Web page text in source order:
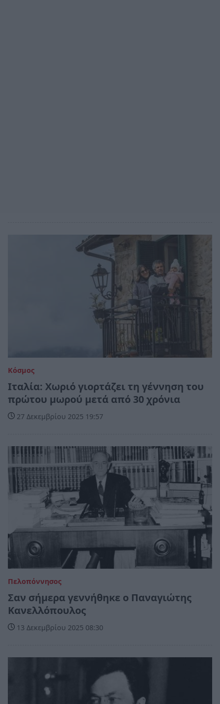
Κόσμος
Ιταλία: Χωριό γιορτάζει τη γέννηση του
πρώτου μωρού μετά από 30 χρόνια
27 Δεκεμβρίου 2025 19:57
Πελοπόννησος
Σαν σήμερα γεννήθηκε ο Παναγιώτης
Κανελλόπουλος
13 Δεκεμβρίου 2025 08:30